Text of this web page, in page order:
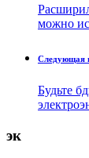
можно
Следующая
Будьте
эк